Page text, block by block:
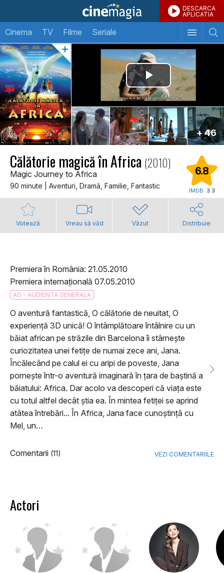
DESCARCA
APLICATIA
Cinema TV Filme Seriale
+ 46
Călătorie magică în Africa (2010)
Magic Journey to Africa
90 minute | Aventuri, Dramă, Familie, Fantastic
6.8
IMDB: 3.3
Votează Vreau să văd Văzut Distribuie
Premiera în România: 21.05.2010
Premiera internațională 07.05.2010
AG - AUDIENTA GENERALA
O aventură fantastică, O călătorie de neuitat, O
experiență 3D unică! O întâmplătoare întâlnire cu un
băiat african pe străzile din Barcelona îi stârnește
curiozitatea unei fetițe de numai zece ani, Jana.
Încălecând pe calul ei cu aripi de poveste, Jana
pornește într-o aventură imaginară în țara de baștină a
băiatului: Africa. Dar acolo va descoperi că viața este
cu totul altfel decât știa ea. În mintea fetiței se aprind
atâtea întrebări... În Africa, Jana face cunoștință cu
Mel, un…
Comentarii (11) VEZI COMENTARIILE
Actori